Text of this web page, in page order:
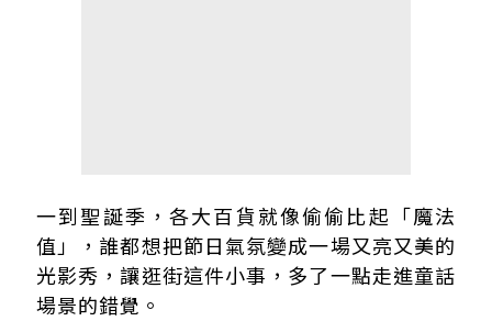
一到聖誕季，各大百貨就像偷偷比起「魔法
值」，誰都想把節日氣氛變成一場又亮又美的
光影秀，讓逛街這件小事，多了一點走進童話
場景的錯覺。